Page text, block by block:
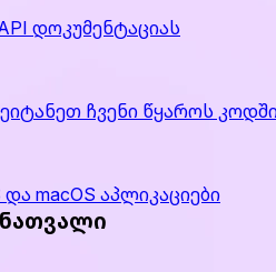
დოკუმენტაციას
ჩვენი წყაროს
macOS აპლიკაციები